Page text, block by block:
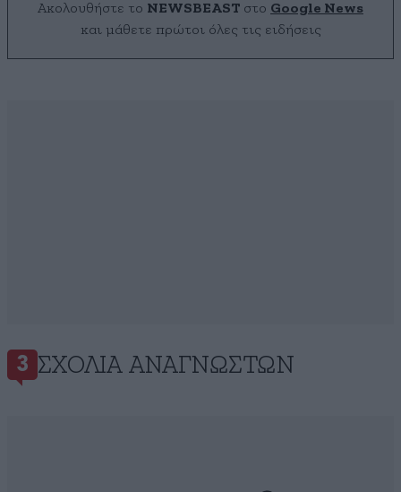
Ακολουθήστε το NEWSBEAST στο Google News
και μάθετε πρώτοι όλες τις ειδήσεις
3 ΣΧΌΛΙΑ ΑΝΑΓΝΩΣΤΏΝ